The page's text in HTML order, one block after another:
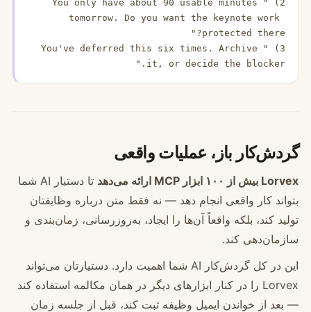
2) "You only have about 90 usable minutes
tomorrow. Do you want the keynote work
3) "You've deferred this six times. Archive
it, or decide the blocker."
گردش‌کار باز، عملیات واقعی
Lorvex بیش از ۱۰۰ ابزار MCP ارائه می‌دهد
تا دستیار AI شما
بتواند کار واقعی انجام دهد — نه فقط متن درباره وظایفتان
تولید کند، بلکه واقعاً آن‌ها را ایجاد، به‌روزرسانی، زمان‌بندی و
سازمان‌دهی کند.
این در کل گردش‌کار AI شما اهمیت دارد. دستیارتان می‌تواند
Lorvex را در کنار ابزارهای دیگر در همان مکالمه استفاده کند
— بعد از خواندن ایمیل وظیفه ثبت کند، قبل از جلسه زمان